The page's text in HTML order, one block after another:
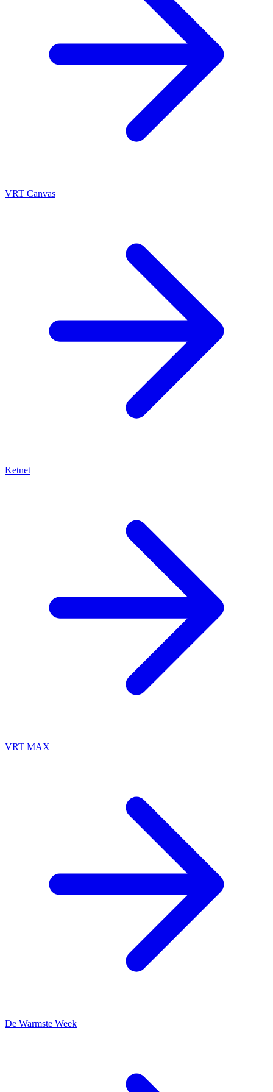
VRT Canvas
Ketnet
VRT MAX
De Warmste Week